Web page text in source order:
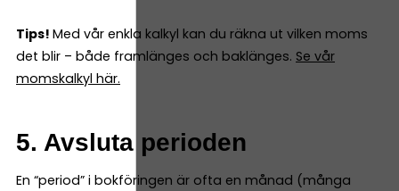
Tips! Med vår enkla kalkyl kan du räkna ut vilken moms
det blir – både framlänges och baklänges. Se vår
momskalkyl här.
5. Avsluta perioden
En “period” i bokföringen är ofta en månad (många